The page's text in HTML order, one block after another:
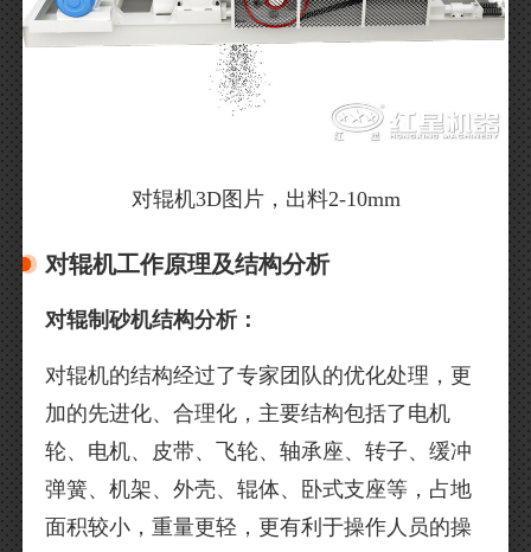
对辊机3D图片，出料2-10mm
对辊机工作原理及结构分析
对辊制砂机结构分析：
对辊机的结构经过了专家团队的优化处理，更
加的先进化、合理化，主要结构包括了电机
轮、电机、皮带、飞轮、轴承座、转子、缓冲
弹簧、机架、外壳、辊体、卧式支座等，占地
面积较小，重量更轻，更有利于操作人员的操